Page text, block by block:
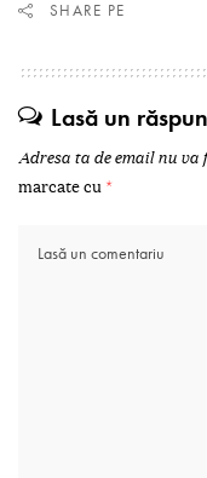
SHARE PE
Lasă un
Adresa ta de email nu
marcate cu *